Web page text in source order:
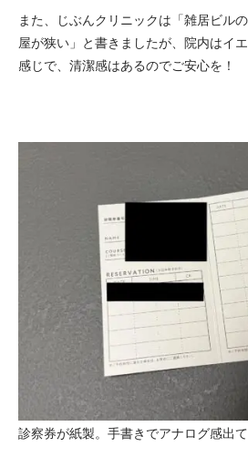
また、じぶんクリニックは「雑居ビル
屋が狭い」と書きましたが、院内はイ
感じで、清潔感はあるのでご安心を！
診察券が紙製。手書きでアナログ感出て